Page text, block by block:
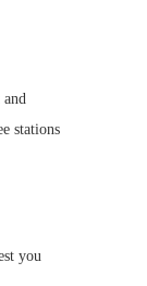
stations
you